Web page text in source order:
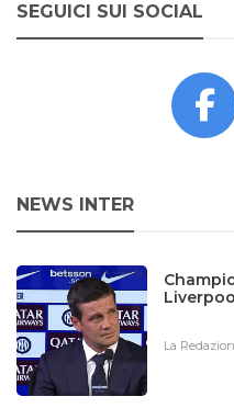
SEGUICI SUI SOCIAL
NEWS INTER
La